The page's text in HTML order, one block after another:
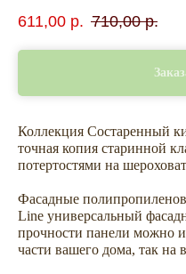
611,00 р. 710,00 р.
Коллекция Состаренный
точная копия старинной
потертостями на
Фасадные
Line универсальный
прочности панели можно
части вашего дома, так на